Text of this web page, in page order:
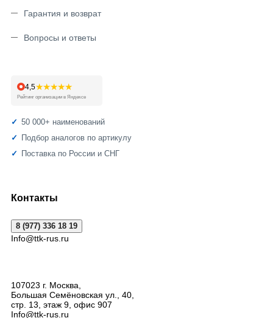
Гарантия и возврат
Вопросы и ответы
4,5★★★★★
Рейтинг организации в Яндексе
50 000+ наименований
Подбор аналогов по артикулу
Поставка по России и СНГ
Контакты
8 (977) 336 18 19
Info@ttk-rus.ru
107023 г. Москва,
Большая Семёновская ул., 40,
стр. 13, этаж 9, офис 907
Info@ttk-rus.ru